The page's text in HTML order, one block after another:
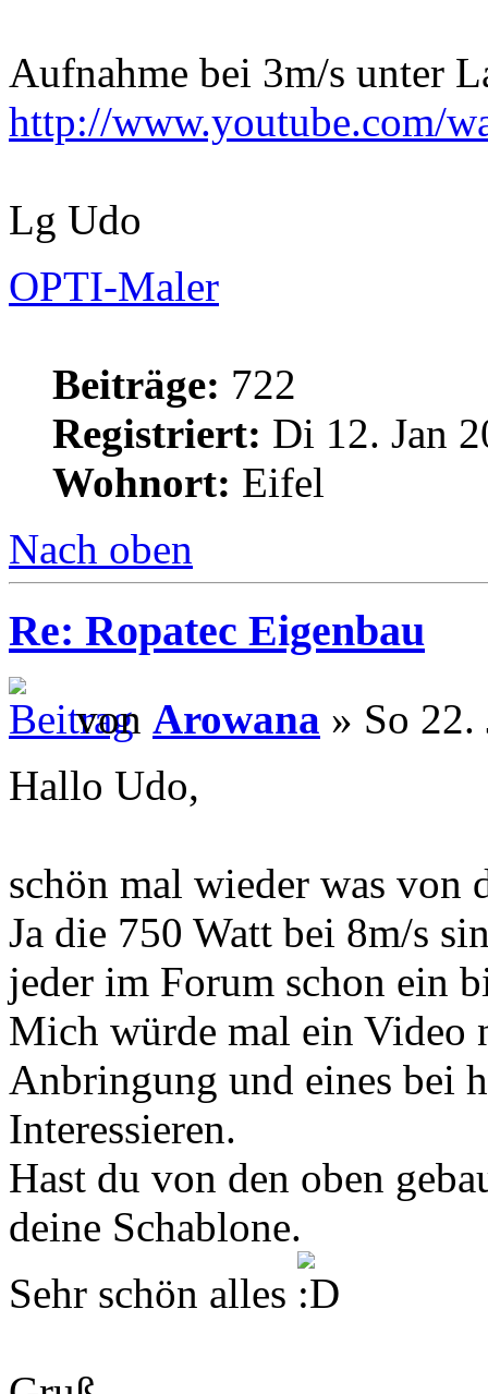
Aufnahme bei 3m/s unter
http://www.youtube.com/
Lg Udo
OPTI-Maler
Beiträge: 722
Registriert: Di 12. Jan
Wohnort: Eifel
Nach oben
Re: Ropatec Eigenbau
von Arowana » So
Hallo Udo,
schön mal wieder was von
Ja die 750 Watt bei 8m/s
jeder im Forum schon ein
Mich würde mal ein Video
Anbringung und eines bei
Interessieren.
Hast du von den oben
deine Schablone.
Sehr schön alles